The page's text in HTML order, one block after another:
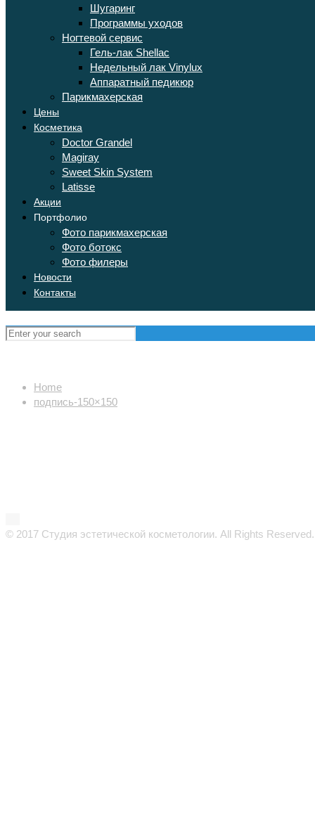
Шугаринг
Программы уходов
Ногтевой сервис
Гель-лак Shellac
Недельный лак Vinylux
Аппаратный педикюр
Парикмахерская
Цены
Косметика
Doctor Grandel
Magiray
Sweet Skin System
Latisse
Акции
Портфолио
Фото парикмахерская
Фото ботокс
Фото филеры
Новости
Контакты
Home
подпись-150×150
© 2017 Студия эстетической косметологии. All Rights Reserved.